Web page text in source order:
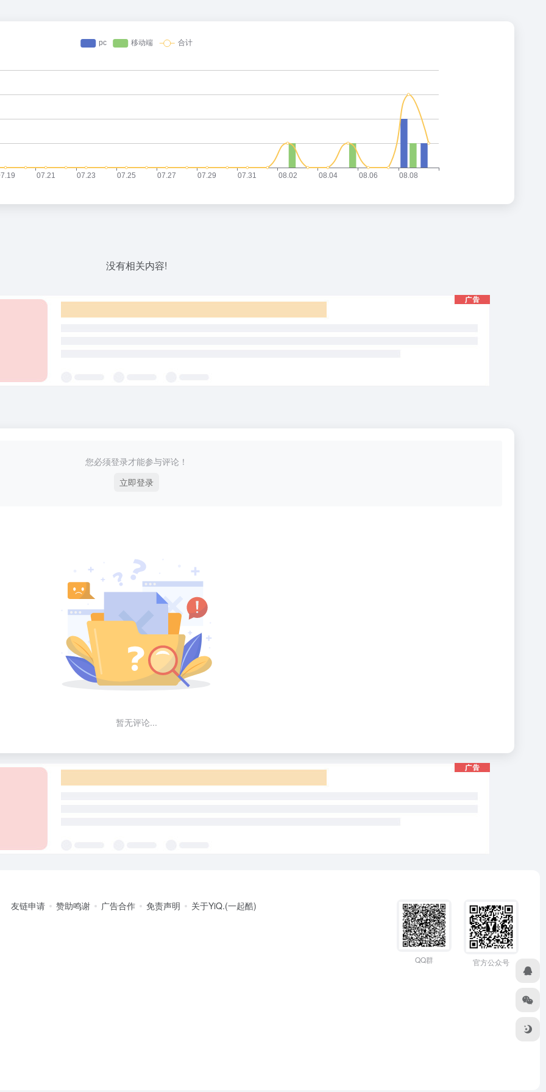
没有相关内容!
您必须登录才能参与评论！
立即登录
暂无评论...
友链申请 赞助鸣谢 广告合作 免责声明 关于YiQ.(一起酷)
QQ群 官方公众号